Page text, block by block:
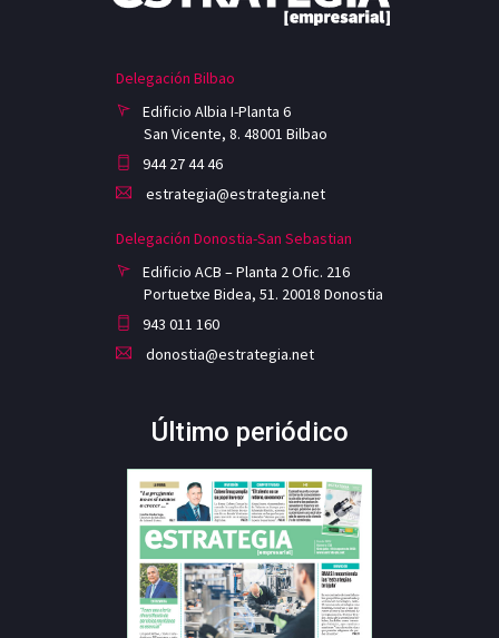
Delegación Bilbao
Edificio Albia I-Planta 6
San Vicente, 8. 48001 Bilbao
944 27 44 46
estrategia@estrategia.net
Delegación Donostia-San Sebastian
Edificio ACB – Planta 2 Ofic. 216
Portuetxe Bidea, 51. 20018 Donostia
943 011 160
donostia@estrategia.net
Último periódico